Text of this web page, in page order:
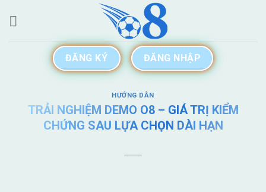
ĐĂNG KÝ
ĐĂNG NHẬP
HƯỚNG DẪN
TRẢI NGHIỆM DEMO O8 – GIÁ TRỊ KIỂM
CHỨNG SAU LỰA CHỌN DÀI HẠN